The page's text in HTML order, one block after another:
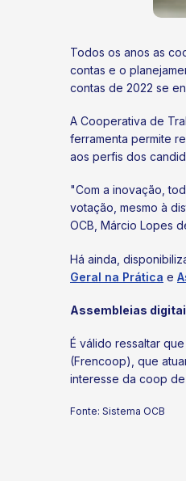
Todos os anos as
contas e o
contas de 2022 se
A Cooperativa de
ferramenta permite
aos perfis dos
"Com a inovação,
votação, mesmo à
OCB, Márcio Lopes
Há ainda,
Geral na Prática e
Assembleias
É válido ressaltar
(Frencoop), que
interesse da coop de
Fonte: Sistema OCB